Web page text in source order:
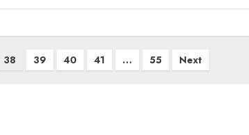
38 39 40 41 … 55 Next